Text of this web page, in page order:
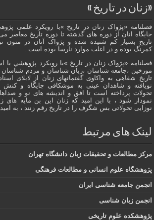
«زنان در تاریخ »
فصلنامه «پژواک زنان در تاریخ »با رویکرد علمی
جایگاه انان از دوره هاى گذشته تا دوره تاریخ معاصر
تاریخ بسیار کم شنیده شده و پژواک آنان در متون
کمرنگ بوده و در اغلب موارد نارسا بوده است .
فصلنامه «پژواک زنان در تاریخ »با رویکرد پژوهشي با
مورخین ،جامعه شناسان ،زبان شناسان و مردم شناسان
تاریخ شفاهی به واکاوی گفتمانهاى زنان از لابلای
نویافته و شاهدان عينى به موشکافی جايگاه و كنش
تحولات پرداخته است تا افق و اندیشه های نو و
نمودار شود ، با این امید که زنان این بن مایه های
نوزایی تحولاتی بس شگرف را در تاریخ رقم زنند ، به اميد
لینک های مرتبط
مرکز مطالعات و تحقیقات زبان دانشگاه تهران
پژوهشگاه علوم انسانی و مطالعات فرهنگی
انجمن جامعه شناسی ایران
انجمن زبان شناسی
پژوهشکده علوم تاریخی